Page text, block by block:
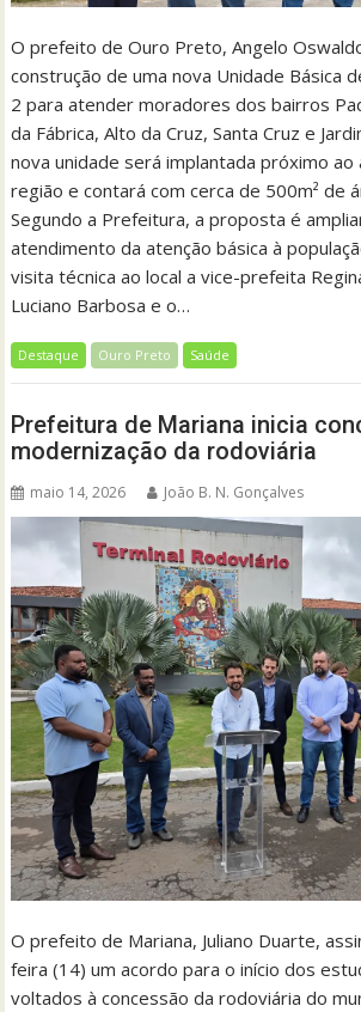
O prefeito de Ouro Preto, Angelo
construção de uma nova Unidade Básica
2 para atender moradores dos bairros
da Fábrica, Alto da Cruz, Santa Cruz e
nova unidade será implantada próximo ao
região e contará com cerca de 500m² de
Segundo a Prefeitura, a proposta é
atendimento da atenção básica à
visita técnica ao local a vice-prefeita
Luciano Barbosa e o…
Destaque Ouro Preto Saúde
Prefeitura de Mariana inicia
modernização da rodoviária
maio 14, 2026 João B. N. Gonçalves
O prefeito de Mariana, Juliano Duarte,
feira (14) um acordo para o início dos
voltados à concessão da rodoviária do